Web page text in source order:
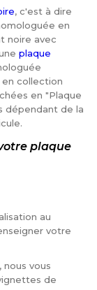
, c'est à dire
en
noire avec
plaque
collection
en "Plaque
dépendant de la
plaque
au
votre
vous
de